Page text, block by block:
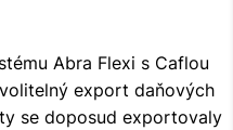
Abra Flexi s Caflou
export daňových
se doposud exportovaly